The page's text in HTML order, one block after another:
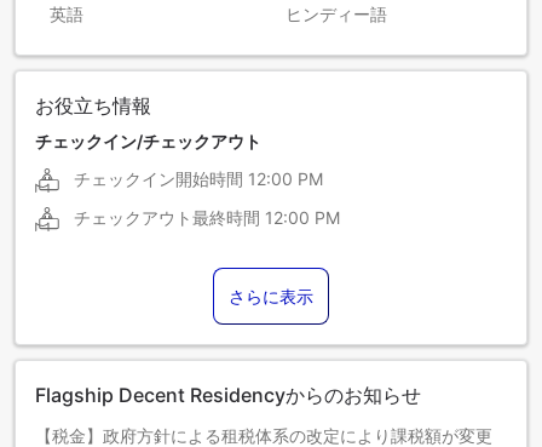
英語 ヒンディー語
お役立ち情報
チェックイン/チェックアウト
チェックイン開始時間 12:00 PM
チェックアウト最終時間 12:00 PM
さらに表示
Flagship Decent Residencyからのお知らせ
【税金】政府方針による租税体系の改定により課税額が変更